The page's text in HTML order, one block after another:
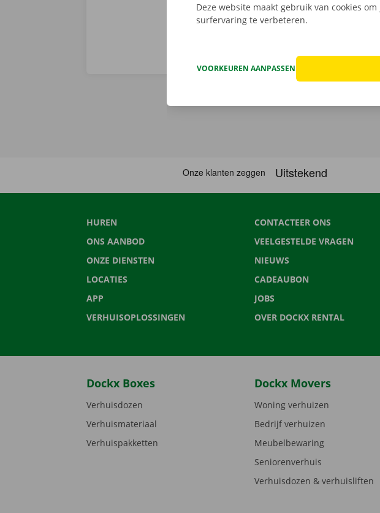
HUREN
ONS AANBOD
ONZE DIENSTEN
LOCATIES
APP
VERHUISOPLOSSINGEN
CONTACTEER ONS
VEELGESTELDE VRAGEN
NIEUWS
CADEAUBON
JOBS
OVER DOCKX RENTAL
Dockx Boxes
Verhuisdozen
Verhuismateriaal
Verhuispakketten
Dockx Movers
Woning verhuizen
Bedrijf verhuizen
Meubelbewaring
Seniorenverhuis
Verhuisdozen & verhuisliften
Deze website maakt gebruik van cookies
surfervaring te verbeteren.
VOORKEUREN AANPASSEN